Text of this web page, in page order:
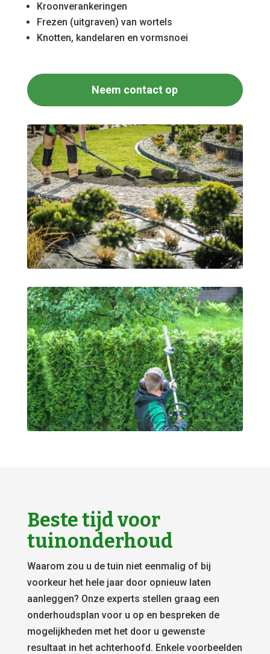
Kroonverankeringen
Frezen (uitgraven) van wortels
Knotten, kandelaren en vormsnoei
Neem contact op
Beste tijd voor
tuinonderhoud
Waarom zou u de tuin niet eenmalig of bij
voorkeur het hele jaar door opnieuw laten
aanleggen? Onze experts stellen graag een
onderhoudsplan voor u op en bespreken de
mogelijkheden met het door u gewenste
resultaat in het achterhoofd. Enkele voorbeelden